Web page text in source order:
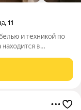
,11
и техникой по
в
до мелочей,